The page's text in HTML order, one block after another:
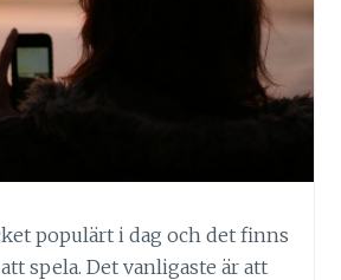
populärt i dag och det finns
spela. Det vanligaste är att